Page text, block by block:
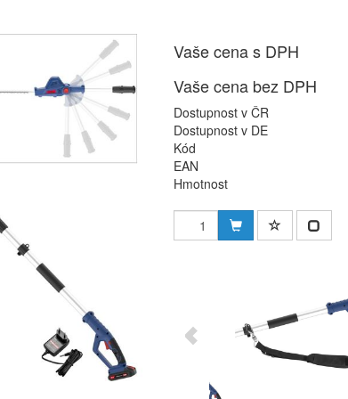
Vaše cena s DPH
Vaše cena bez DPH
Dostupnost v ČR
Dostupnost v DE
Kód
EAN
Hmotnost